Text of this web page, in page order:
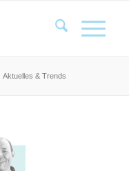
Aktuelles & Trends